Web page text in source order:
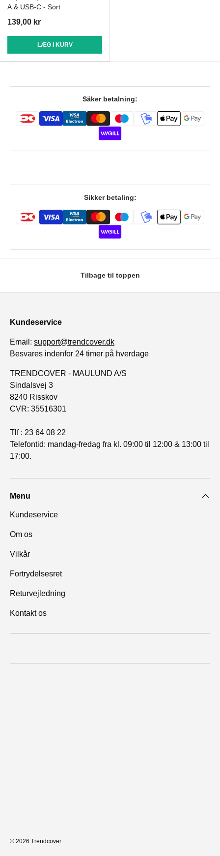
A & USB-C - Sort
139,00 kr
LÆG I KURV
Säker betalning:
Sikker betaling:
Tilbage til toppen
Kundeservice
Email: support@trendcover.dk
Besvares indenfor 24 timer på hverdage
TRENDCOVER - MAULUND A/S
Sindalsvej 3
8240 Risskov
CVR: 35516301
Tlf : 23 64 08 22
Telefontid: mandag-fredag fra kl. 09:00 til 12:00 & 13:00 til
17:00.
Menu
Kundeservice
Om os
Vilkår
Fortrydelsesret
Returvejledning
Kontakt os
© 2026 Trendcover.